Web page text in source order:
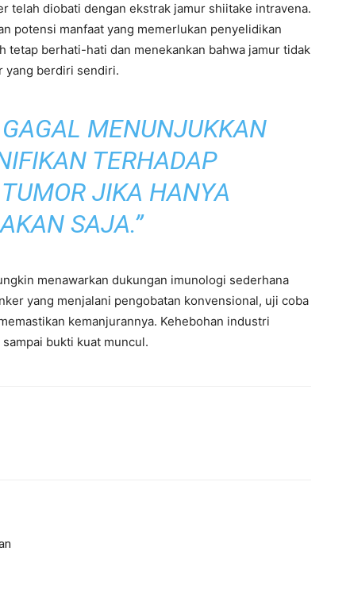
telah diobati dengan ekstrak jamur shiitake intravena.
potensi manfaat yang memerlukan penyelidikan
tetap berhati-hati dan menekankan bahwa jamur tidak
yang berdiri sendiri.
GAGAL MENUNJUKKAN
TERHADAP
JIKA HANYA
SAJA.”
menawarkan dukungan imunologi sederhana
yang menjalani pengobatan konvensional, uji coba
kemanjurannya. Kehebohan industri
bukti kuat muncul.